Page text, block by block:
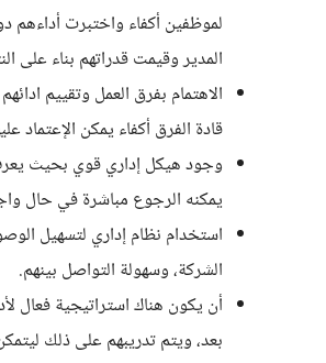
لموظفين أكفاء واختبرت أداءهم
المدير وقيمت قدراتهم بناء على
الاهتمام بفرق العمل وتقييم
قادة الفرق أكفاء يمكن الإعتماد
وجود هيكل إداري قوي بحيث
يمكنه الرجوع مباشرة في حال
استخدام نظام إداري لتسهيل
الشركة، وسهولة التواصل بينهم.
أن يكون هناك استراتيجية فعال
بعد، ويتم تدريبهم على ذلك